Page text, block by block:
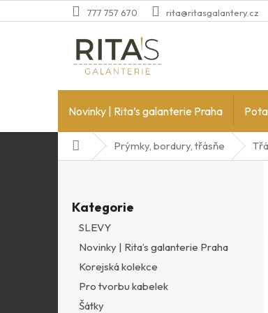
na
777 757 670 rita@ritasgalantery.cz
Novinky | Rita’s galanterie Praha
Domů Prýmky, bordury, třásňe
kategorie
Kategorie
SLEVY
Novinky | Rita’s galanterie Praha
Korejská kolekce
Pro tvorbu kabelek
Šátky